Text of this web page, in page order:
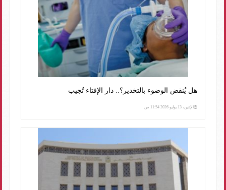
هل يُنقض الوضوء بالتخدير؟.. دار الإفتاء تُجيب
الإثنين، 13 يوليو 2026 11:54 ص